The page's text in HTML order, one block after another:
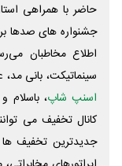
حاضر با همراهی
جشنواره های صدها
اطلاع مخاطبان
سینماتیکت، بانی مد،
اسنپ شاپ، باسلام و
کانال تخفیف می
جدیدترین تخفیف ها